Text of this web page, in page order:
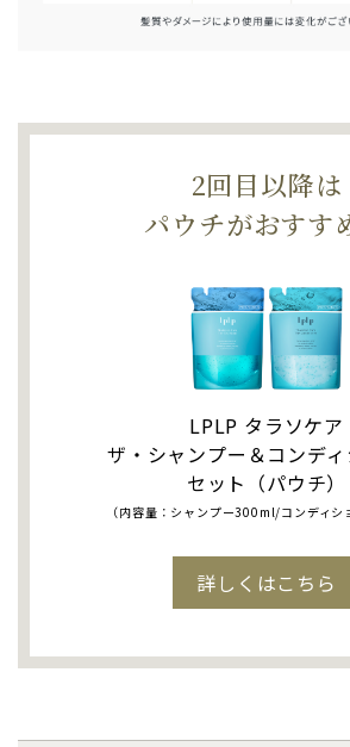
2回目以降は
パウチがおすす
LPLP タラソケア
ザ・シャンプー＆コンデ
セット（パウチ）
（内容量：シャンプー300ml/コンディシ
詳しくはこちら